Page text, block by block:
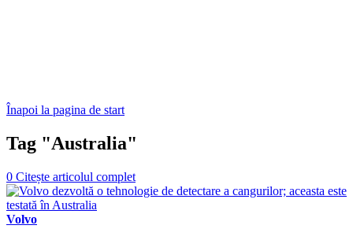
Înapoi la pagina de start
Tag "Australia"
0 Citește articolul complet
Volvo